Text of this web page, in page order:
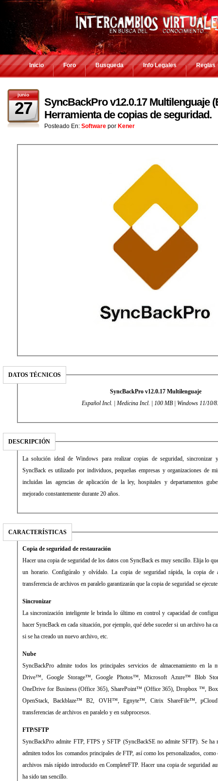
Inicio Foro Busqueda Info Legales Reglas
junio
27
SyncBackPro v12.0.17 Multilenguaje
Herramienta de copias de seguridad.
Posteado En: Software por Kener
DATOS TÉCNICOS
SyncBackPro v12.0.17 Multilenguaje
Español Incl. | Medicina Incl. | 100 MB | Windows 11/10/
DESCRIPCIÓN
La solución ideal de Windows para realizar copias de seguridad, sincronizar
SyncBack es utilizado por individuos, pequeñas empresas y organizaciones de
incluidas las agencias de aplicación de la ley, hospitales y departamentos
mejorado constantemente durante 20 años.
CARACTERÍSTICAS
Copia de seguridad de restauración
Hacer una copia de seguridad de los datos con SyncBack es muy sencillo. Elija lo
un horario. Configúralo y olvídalo. La copia de seguridad rápida, la copia de
transferencia de archivos en paralelo garantizarán que la copia de seguridad se
Sincronizar
La sincronización inteligente le brinda lo último en control y capacidad de
hacer SyncBack en cada situación, por ejemplo, qué debe suceder si un archivo ha
si se ha creado un nuevo archivo, etc.
Nube
SyncBackPro admite todos los principales servicios de almacenamiento en
Drive™, Google Storage™, Google Photos™, Microsoft Azure™ Blob
OneDrive for Business (Office 365), SharePoint™ (Office 365), Dropbox ™,
OpenStack, Backblaze™ B2, OVH™, Egnyte™, Citrix ShareFile™,
transferencias de archivos en paralelo y en subprocesos.
FTP/SFTP
SyncBackPro admite FTP, FTPS y SFTP (SyncBackSE no admite SFTP). Se ha
admiten todos los comandos principales de FTP, así como los personalizados, como
archivos más rápido introducido en CompleteFTP. Hacer una copia de seguridad
ha sido tan sencillo.